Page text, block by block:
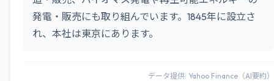
発電・販売にも取り組んでいます。1845年に設立さ
れ、本社は東京にあります。
データ提供: Yahoo Finance（AI要約）